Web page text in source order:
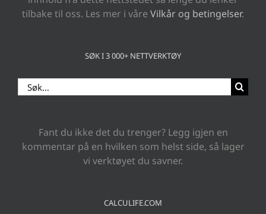
tilbake til oss. Les mer i våre Vilkår og betingelser.
SØK I 3 000+ NETTVERKTØY
Search
for:
Fant du ikke det du trenger? Legg igjen en
kommentar på en hvilken som helst side, så lager
vi verktøyet du savner.
CALCULIFE.COM